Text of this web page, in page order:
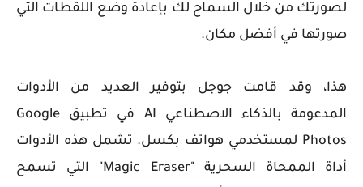
لصورتك من خلال السماح لك بإعادة وضع اللقطات التي
صورتها في أفضل مكان.
هذا، وقد قامت جوجل بتوفير العديد من الأدوات
المدعومة بالذكاء الاصطناعي AI في تطبيق Google
Photos لمستخدمي هواتف بكسل. تشمل هذه الأدوات
أداة الممحاة السحرية "Magic Eraser" التي تسمح